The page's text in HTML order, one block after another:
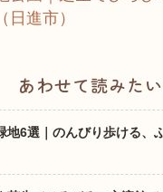
日進市）
あわせて読みたい
地6選｜のんびり歩ける、